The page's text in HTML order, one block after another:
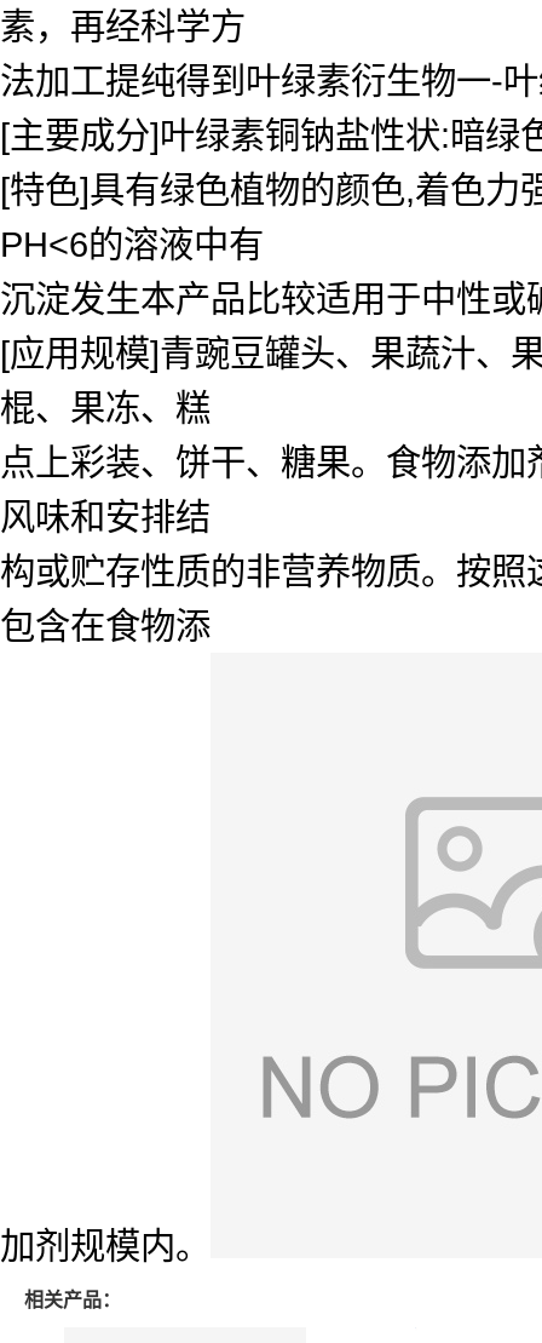
素，再经科学方
法加工提纯得到叶绿素衍生物一-
[主要成分]叶绿素铜钠盐性状:暗绿
[特色]具有绿色植物的颜色,着色力
PH<6的溶液中有
沉淀发生本产品比较适用于中性
[应用规模]青豌豆罐头、果蔬汁、
棍、果冻、糕
点上彩装、饼干、糖果。食物添
风味和安排结
构或贮存性质的非营养物质。按
包含在食物添
加剂规模内。
相关产品：